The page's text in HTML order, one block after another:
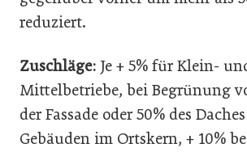
reduziert.
Zuschläge: Je + 5% für Klein-
Mittelbetriebe, bei Begrünung
der Fassade oder 50% des
Gebäuden im Ortskern, + 10%